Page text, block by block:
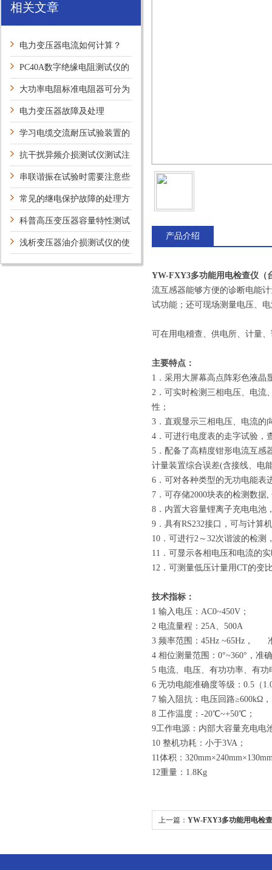
相关文章
电力变压器电流如何计算？
PC40A数字绝缘电阻测试仪的
一般使用事项
大功率电阻标准电阻器可分为
三大类
电力变压器故障及处理
学习电缆交流耐压试验装置的
方法抗干扰异频介损测试仪测试注
意事项
串联谐振在试验时需要注意些
什么？
常见的继电保护故障的处理方
法和措施
科普高压变压器容量特性测试
仪的主要功能
浅析变压器油介损测试仪的使
用方法
产品介绍
YW-FXY3多功能用电检查仪（
流互感器能够方便的诊断电能
试功能；还可现场测量电压、
可在用电稽查、供电所、计量
主要特点：
1．采用大屏幕高点阵彩色液晶
2．可实时检测三相电压、电流
性；
3．直观显示三相电压、电流的
4．可进行电度表的走字试验，
5．配备了高精度钳形电流互感
计量装置综合误差(含接线、电
6．可对各种类型的无功电能表
7．可存储2000块表的检测数
8．内置大容量锂离子充电电池
9．具有RS232接口，可与计算
10．可进行2～32次谐波的检
11．可显示各相电压和电流的
12．可测量低压计量用CT的变
技术指标：
1 输入电压：AC0~450V；
2 电流量程：25A、500A
3 频率范围：45Hz ~65Hz，
4 相位测量范围：0°~360°，准
5 电流、电压、有功功率、有
6 无功电能准确度等级：0.5（
7 输入阻抗：电压回路≥600kΩ
8 工作温度：-20℃~+50℃；
9工作电源：内部大容量充电电
10 整机功耗：小于3VA；
11体积：
12重量：1.8Kg
上一篇： YW-FXY3多功能用电检